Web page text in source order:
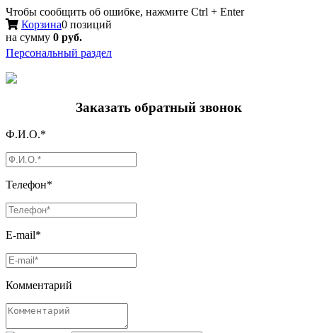
Чтобы сообщить об ошибке, нажмите Ctrl + Enter
Корзина0 позиций
на сумму 0 руб.
Персональный раздел
Заказать обратный звонок
Ф.И.О.*
Телефон*
E-mail*
Комментарий